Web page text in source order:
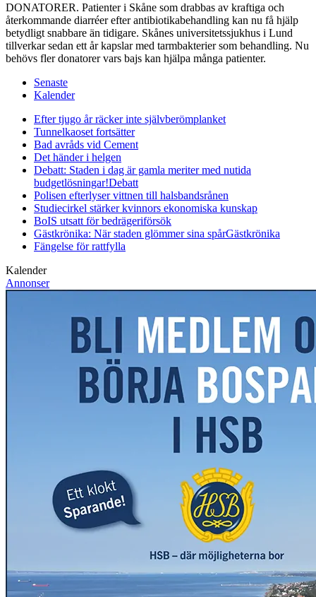
DONATORER. Patienter i Skåne som drabbas av kraftiga och
återkommande diarréer efter antibiotikabehandling kan nu få hjälp
betydligt snabbare än tidigare. Skånes universitetssjukhus i Lund
tillverkar sedan ett år kapslar med tarmbakterier som behandling. Nu
behövs fler donatorer vars bajs kan hjälpa många patienter.
Senaste
Kalender
Efter tjugo år räcker inte självberömplanket
Tunnelkaoset fortsätter
Bad avråds vid Cement
Det händer i helgen
Debatt: Staden i dag är gamla meriter med nutida
budgetlösningar!Debatt
Polisen efterlyser vittnen till halsbandsrånen
Studiecirkel stärker kvinnors ekonomiska kunskap
BoIS utsatt för bedrägeriförsök
Gästkrönika: När staden glömmer sina spårGästkrönika
Fängelse för rattfylla
Kalender
Annonser